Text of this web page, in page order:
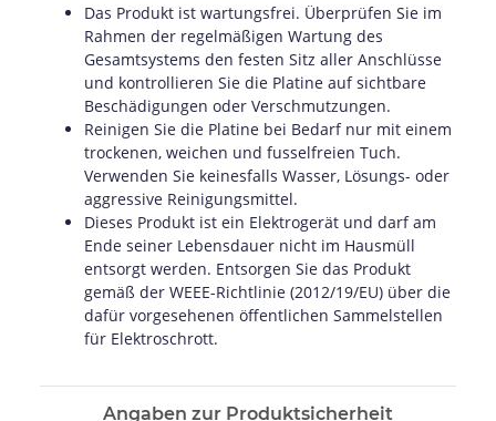
Das Produkt ist wartungsfrei. Überprüfen Sie im
Rahmen der regelmäßigen Wartung des
Gesamtsystems den festen Sitz aller Anschlüsse
und kontrollieren Sie die Platine auf sichtbare
Beschädigungen oder Verschmutzungen.
Reinigen Sie die Platine bei Bedarf nur mit einem
trockenen, weichen und fusselfreien Tuch.
Verwenden Sie keinesfalls Wasser, Lösungs- oder
aggressive Reinigungsmittel.
Dieses Produkt ist ein Elektrogerät und darf am
Ende seiner Lebensdauer nicht im Hausmüll
entsorgt werden. Entsorgen Sie das Produkt
gemäß der WEEE-Richtlinie (2012/19/EU) über die
dafür vorgesehenen öffentlichen Sammelstellen
für Elektroschrott.
Angaben zur Produktsicherheit